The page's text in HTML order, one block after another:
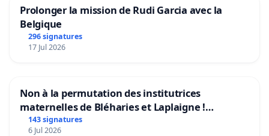
Prolonger la mission de Rudi Garcia avec la
Belgique
296 signatures
17 Jul 2026
Non à la permutation des institutrices
maternelles de Bléharies et Laplaigne !
Préservons la stabilité de nos enfants.
143 signatures
6 Jul 2026